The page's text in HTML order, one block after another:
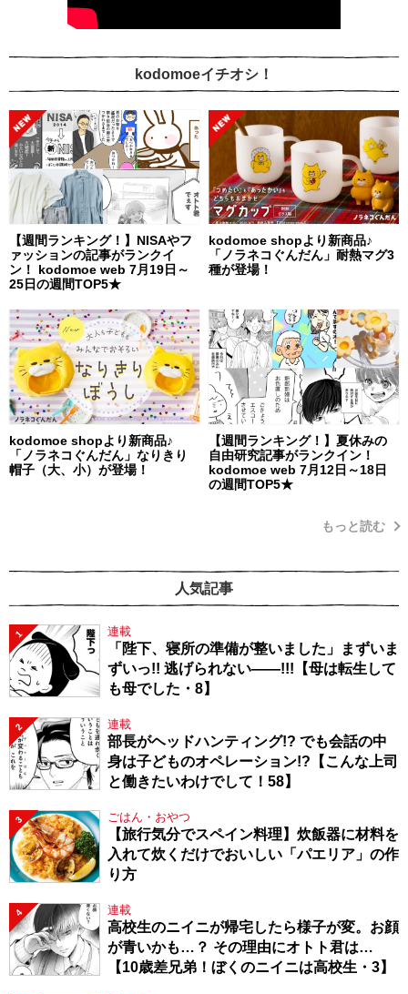
kodomoeイチオシ！
【週間ランキング！】NISAやフ
ァッションの記事がランクイ
ン！ kodomoe web 7月19日～
25日の週間TOP5★
kodomoe shopより新商品♪
「ノラネコぐんだん」耐熱マグ3
種が登場！
kodomoe shopより新商品♪
「ノラネコぐんだん」なりきり
帽子（大、小）が登場！
【週間ランキング！】夏休みの
自由研究記事がランクイン！
kodomoe web 7月12日～18日
の週間TOP5★
もっと読む
人気記事
1 連載
「陛下、寝所の準備が整いました」まずいま
ずいっ!! 逃げられない――!!!【母は転生して
も母でした・8】
2 連載
部長がヘッドハンティング!? でも会話の中
身は子どものオペレーション!?【こんな上司
と働きたいわけでして！58】
3 ごはん・おやつ
【旅行気分でスペイン料理】炊飯器に材料を
入れて炊くだけでおいしい「パエリア」の作
り方
4 連載
高校生のニイニが帰宅したら様子が変。お顔
が青いかも…？ その理由にオトト君は…
【10歳差兄弟！ぼくのニイニは高校生・3】